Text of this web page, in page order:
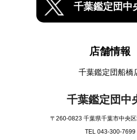
千葉鑑定団中
店舗情報
千葉鑑定団船橋
千葉鑑定団中
〒260-0823 千葉県千葉市中央
TEL 043-300-7699